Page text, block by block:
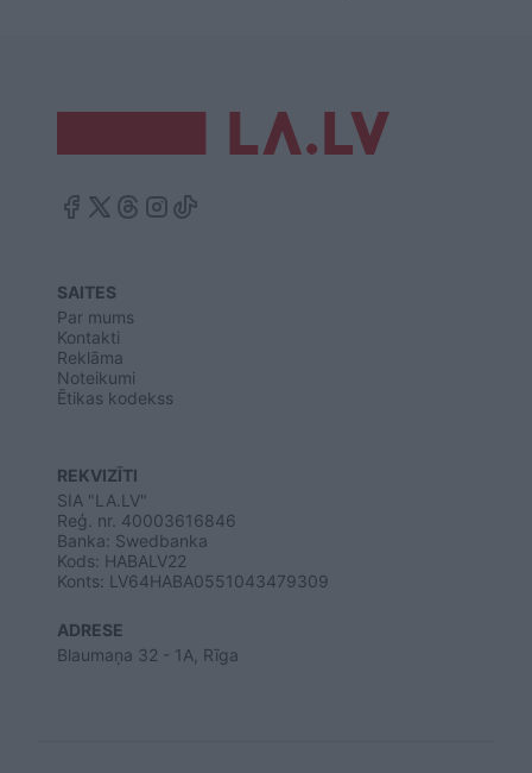
SAITES
Par mums
Kontakti
Reklāma
Noteikumi
Ētikas kodekss
REKVIZĪTI
SIA "LA.LV"
Reģ. nr. 40003616846
Banka: Swedbanka
Kods: HABALV22
Konts: LV64HABA0551043479309
ADRESE
Blaumaņa 32 - 1A, Rīga